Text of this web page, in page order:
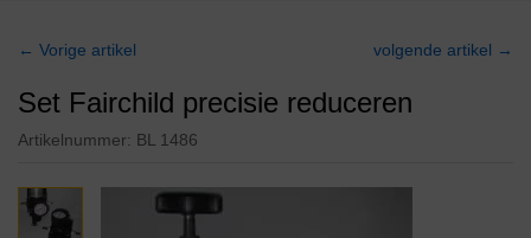
← Vorige artikel volgende artikel →
Set Fairchild precisie reduceren
Artikelnummer: BL 1486